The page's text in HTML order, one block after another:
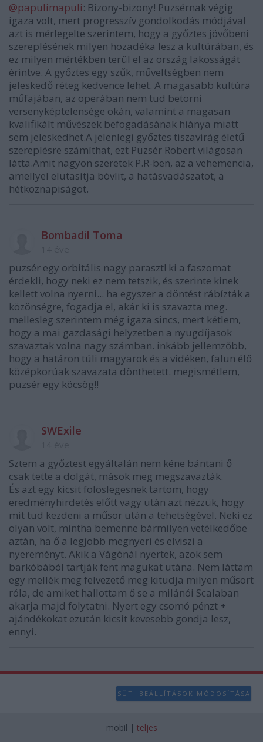
@papulimapuli: Bizony-bizony! Puzsérnak végig
igaza volt, mert progresszív gondolkodás módjával
azt is mérlegelte szerintem, hogy a győztes jövőbeni
szereplésének milyen hozadéka lesz a kultúrában, és
ez milyen mértékben terül el az ország lakosságát
érintve. A győztes egy szűk, műveltségben nem
jeleskedő réteg kedvence lehet. A magasabb kultúra
műfajában, az operában nem tud betörni
versenyképtelensége okán, valamint a magasan
kvalifikált művészek befogadásának hiánya miatt
sem jeleskedhet.A jelenlegi győztes tiszavirág életű
szereplésre számíthat, ezt Puzsér Robert világosan
látta.Amit nagyon szeretek P.R-ben, az a vehemencia,
amellyel elutasítja bóvlit, a hatásvadászatot, a
hétköznapiságot.
Bombadil Toma
puzsér egy orbitális nagy paraszt! ki a faszomat
érdekli, hogy neki ez nem tetszik, és szerinte kinek
kellett volna nyerni... ha egyszer a döntést rábízták a
közönségre, fogadja el, akár ki is szavazta meg.
mellesleg szerintem még igaza sincs, mert kétlem,
hogy a mai gazdasági helyzetben a nyugdíjasok
szavaztak volna nagy számban. inkább jellemzőbb,
hogy a határon túli magyarok és a vidéken, falun élő
középkorúak szavazata dönthetett. megismétlem,
puzsér egy köcsög!!
SWExile
Sztem a győztest egyáltalán nem kéne bántani ő
csak tette a dolgát, mások meg megszavazták.
És azt egy kicsit fölöslegesnek tartom, hogy
eredményhirdetés előtt vagy után azt nézzük, hogy
mit tud kezdeni a műsor után a tehetségével. Neki ez
olyan volt, mintha bemenne bármilyen vetélkedőbe
aztán, ha ő a legjobb megnyeri és elviszi a
nyereményt. Akik a Vágónál nyertek, azok sem
barkóbából tartják fent magukat utána. Nem láttam
egy mellék meg felvezető meg kitudja milyen műsort
róla, de amiket hallottam ő se a milánói Scalaban
akarja majd folytatni. Nyert egy csomó pénzt +
ajándékokat ezután kicsit kevesebb gondja lesz,
ennyi.
SÜTI BEÁLLÍTÁSOK MÓDOSÍTÁSA
mobil | teljes